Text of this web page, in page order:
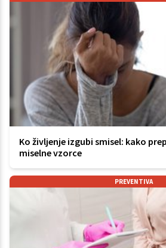
Ko življenje izgubi smisel: kako
miselne vzorce
PREVENTIVA